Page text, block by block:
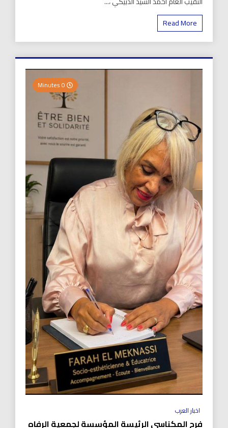
Read More
اخبار العرب
فرح المكناسي الرئيسة المؤسسة لجمعية الرفاه